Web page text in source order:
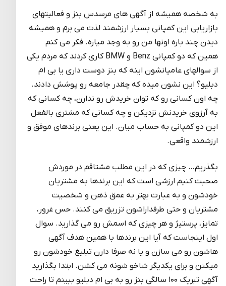
به شخصه همیشه از آگهی های مرسدس بنز و فعالیتهای
بازاریابی این کمپانی بسیار ارزشمند لذت می برم و همیشه
دیدن چند باره اونها من رو به وجد میاره. فکر می کنم
همین که دو کمپانی Benz و BMW کاری کردند که مردم یکی
از سوالهای عامیانشون اینه که بنز دوست داری یا بی ام
دبلیو؟ این نشون میده که چقدر جامعه رو پوشش دادند.
چه اون کسانی رو که توان خریدش رو ندارن، چه کسانی که
به آرزوی خریدنش نزدیکن و چه کسانی که مشتری بالفعل
این دو کمپانی به حساب میان. این یعنی برندهای موفق و
ارزشمند واقعی.
بگذریم… چیزی که در این مطلب مشتاقم در موردش
صحبت کنیم ارزشی است که این برندها به مشتریان
خودشون و به عبارت بهتر به عمق ذهن و شخصیت
مشتریان و حتی طرفداراشون تزریق می کنند. حس غرور،
تمایز، پرستیژ و هر چیزی که اسمش رو می گذارید. سوال
اول اینجاست که آیا این برندها با همین هدف آگهی
هاشون رو می سازن و یا نه صرفا دارن تبلیغ خودشون رو
میکنن و برای یکدیگر شاخو شونه می کشن. ابتدا بگذارید
آگهی تبریک ۱۰۰ سالگی بنز رو به بی ام دبلیو ببینم تا راحت